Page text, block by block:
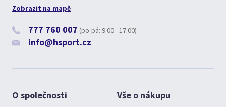
Zobrazit na mapě
777 760 007 (po-pá: 9:00 - 17:00)
info@hsport.cz
O společnosti Vše o nákupu